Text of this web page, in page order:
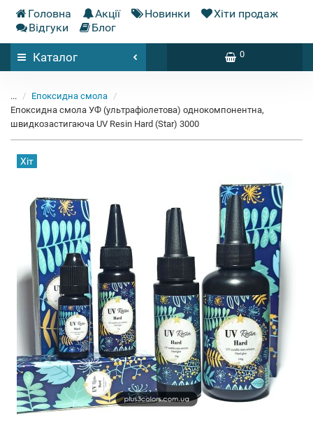
Головна Акції Новинки
Хіти продаж
Відгуки
Блог
Каталог 0
...
Епоксидна смола
Епоксидна смола УФ (ультрафіолетова) однокомпонентна,
швидкозастигаюча UV Resin Hard (Star) 3000
Хіт